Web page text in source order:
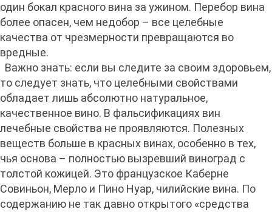
один бокал красного вина за ужином. Перебор вина
более опасен, чем недобор – все целебные
качества от чрезмерности превращаются во
вредные.
Важно знать: если вы следите за своим здоровьем,
то следует знать, что целебными свойствами
обладает лишь абсолютно натуральное,
качественное вино. В фальсификациях вин
лечебные свойства не проявляются. Полезных
веществ больше в красных винах, особенно в тех,
чья основа – полностью вызревший виноград с
толстой кожицей. Это французское Каберне
Совиньон, Мерло и Пино Нуар, чилийские вина. По
содержанию не так давно открытого «средства